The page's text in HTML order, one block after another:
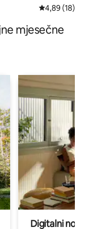
Prosječna
4,89 (18)
mjesečne
Digitalni